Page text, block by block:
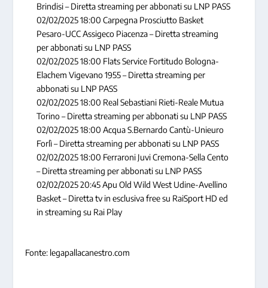
Brindisi – Diretta streaming per abbonati su LNP PASS
02/02/2025 18:00 Carpegna Prosciutto Basket
Pesaro-UCC Assigeco Piacenza – Diretta streaming
per abbonati su LNP PASS
02/02/2025 18:00 Flats Service Fortitudo Bologna-
Elachem Vigevano 1955 – Diretta streaming per
abbonati su LNP PASS
02/02/2025 18:00 Real Sebastiani Rieti-Reale Mutua
Torino – Diretta streaming per abbonati su LNP PASS
02/02/2025 18:00 Acqua S.Bernardo Cantù-Unieuro
Forlì – Diretta streaming per abbonati su LNP PASS
02/02/2025 18:00 Ferraroni Juvi Cremona-Sella Cento
– Diretta streaming per abbonati su LNP PASS
02/02/2025 20:45 Apu Old Wild West Udine-Avellino
Basket – Diretta tv in esclusiva free su RaiSport HD ed
in streaming su Rai Play
Fonte: legapallacanestro.com